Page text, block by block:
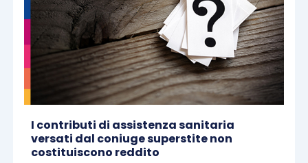
I contributi di assistenza sanitaria
versati dal coniuge superstite non
costituiscono reddito